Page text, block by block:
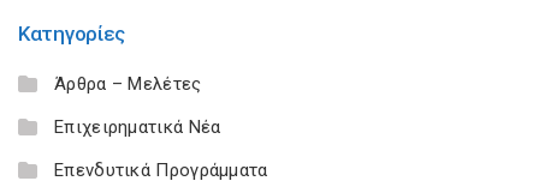
Κατηγορίες
Άρθρα – Μελέτες
Επιχειρηματικά Νέα
Επενδυτικά Προγράμματα